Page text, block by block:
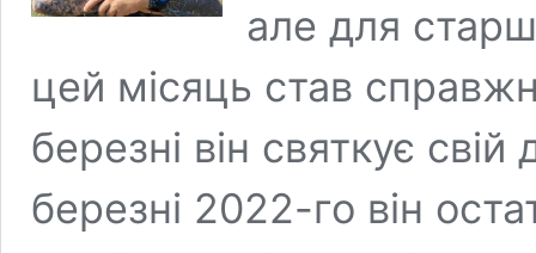
але для
цей місяць став
березні він святкує
березні 2022-го він